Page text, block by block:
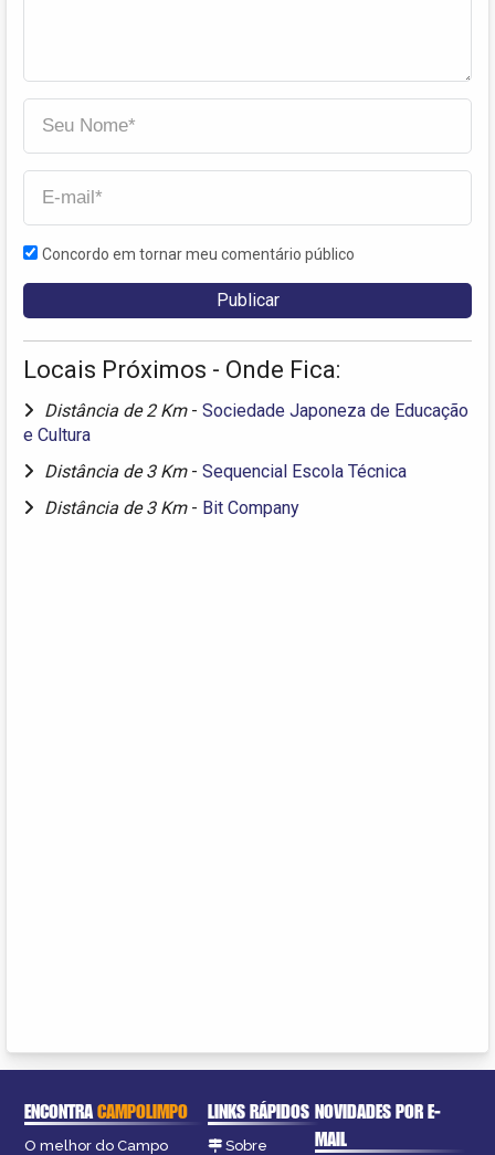
Concordo em tornar meu comentário público
Locais Próximos - Onde Fica:
Distância de 2 Km - Sociedade Japoneza de Educação
e Cultura
Distância de 3 Km - Sequencial Escola Técnica
Distância de 3 Km - Bit Company
ENCONTRACAMPOLIMPO
O melhor do Campo
LINKS RÁPIDOS
Sobre
NOVIDADES POR E-
MAIL